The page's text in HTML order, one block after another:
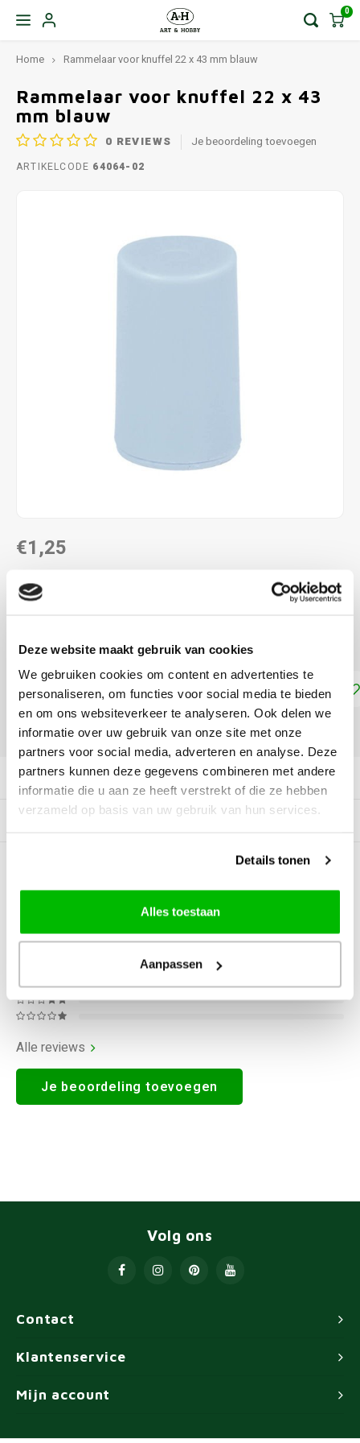
Deze website maakt gebruik van cookies
We gebruiken cookies om content en advertenties te
personaliseren, om functies voor social media te bieden
en om ons websiteverkeer te analyseren. Ook delen we
informatie over uw gebruik van onze site met onze
partners voor social media, adverteren en analyse. Deze
partners kunnen deze gegevens combineren met andere
informatie die u aan ze heeft verstrekt of die ze hebben
verzameld op basis van uw gebruik van hun services.
Details tonen
Alles toestaan
Aanpassen
0
Home Rammelaar voor knuffel 22 x 43 mm blauw
Rammelaar voor knuffel 22 x 43
mm blauw
0 REVIEWS Je beoordeling toevoegen
ARTIKELCODE 64064-02
€1,25
DIRECT LEVERBAAR
Lees meer
Toevoegen aan winkelwagen
DELEN:
Productomschrijving
Gerelateerde producten
BEOORDELINGEN
Alle reviews
Je beoordeling toevoegen
Contact
Volg ons
Klantenservice
Mijn account